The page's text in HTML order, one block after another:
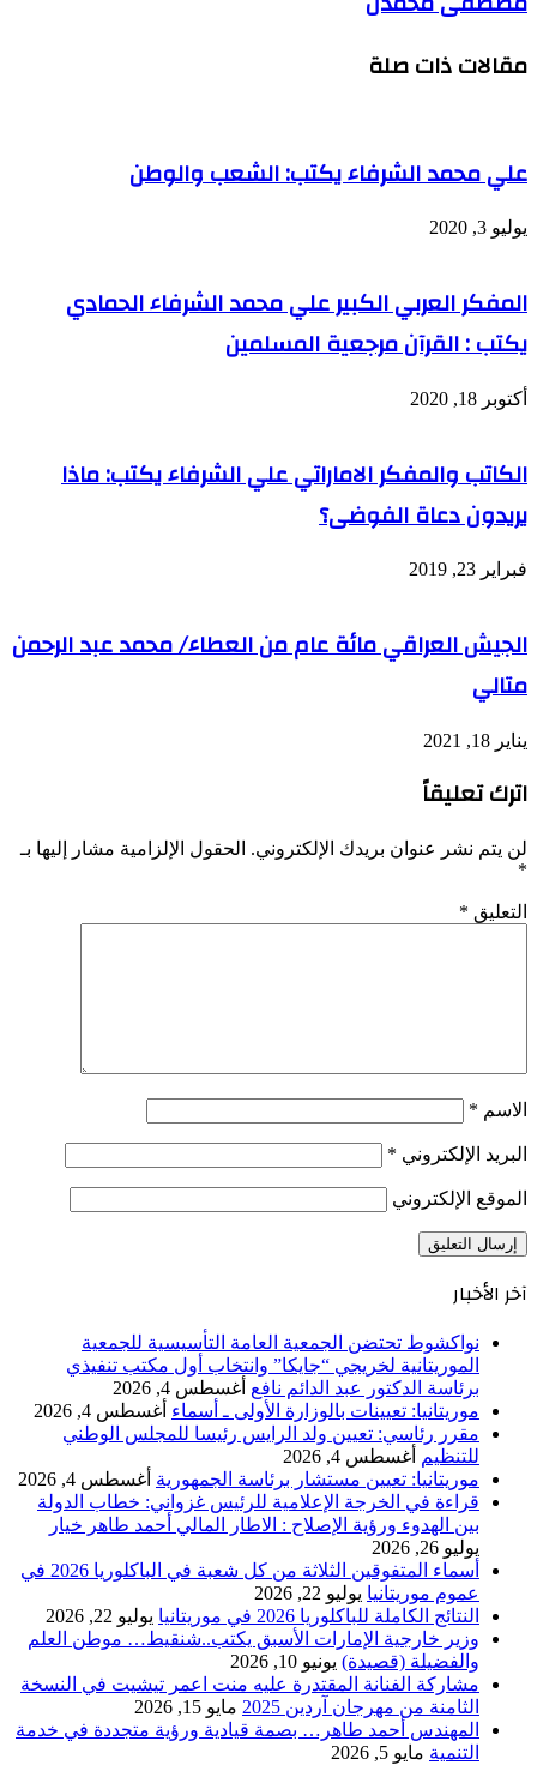
مقالات ذات صلة
علي محمد الشرفاء يكتب: الشعب والوطن
يوليو 3, 2020
المفكر العربي الكبير علي محمد الشرفاء الحمادي
يكتب : القرآن مرجعية المسلمين
أكتوبر 18, 2020
الكاتب والمفكر الاماراتي علي الشرفاء يكتب: ماذا
يريدون دعاة الفوضى؟
فبراير 23, 2019
الجيش العراقي مائة عام من العطاء/ محمد عبد الرحمن
متالي
يناير 18, 2021
اترك تعليقاً
لن يتم نشر عنوان بريدك الإلكتروني. الحقول الإلزامية مشار إليها بـ
*
التعليق *
الاسم *
البريد الإلكتروني *
الموقع الإلكتروني
آخر الأخبار
نواكشوط تحتضن الجمعية العامة التأسيسية للجمعية
الموريتانية لخريجي “جايكا” وانتخاب أول مكتب تنفيذي
برئاسة الدكتور عبد الدائم نافع أغسطس 4, 2026
موريتانيا: تعيينات بالوزارة الأولى ـ أسماء أغسطس 4, 2026
مقرر رئاسي: تعيين ولد الرايس رئيسا للمجلس الوطني
للتنظيم أغسطس 4, 2026
موريتانيا: تعيين مستشار برئاسة الجمهورية أغسطس 4, 2026
قراءة في الخرجة الإعلامية للرئيس غزواني: خطاب الدولة
بين الهدوء ورؤية الإصلاح : الاطار المالي أحمد طاهر خيار
يوليو 26, 2026
أسماء المتفوقين الثلاثة من كل شعبة في الباكلوريا 2026 في
عموم موريتانيا يوليو 22, 2026
النتائج الكاملة للباكلوريا 2026 في موريتانيا
يوليو 22, 2026
وزير خارجية الإمارات الأسبق يكتب..شنقيط… موطن العلم
والفضيلة (قصيدة) يونيو 10, 2026
مشاركة الفنانة المقتدرة عليه منت اعمر تيشيت في النسخة
الثامنة من مهرجان آردين 2025
مايو 15, 2026
المهندس أحمد طاهر… بصمة قيادية ورؤية متجددة في خدمة
التنمية مايو 5, 2026